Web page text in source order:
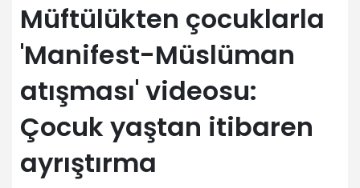
Müftülükten çocuklarla
'Manifest-Müslüman
atışması' videosu:
Çocuk yaştan itibaren
ayrıştırma